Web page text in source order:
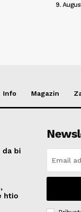
9.
Info Magazin
da bi
htio